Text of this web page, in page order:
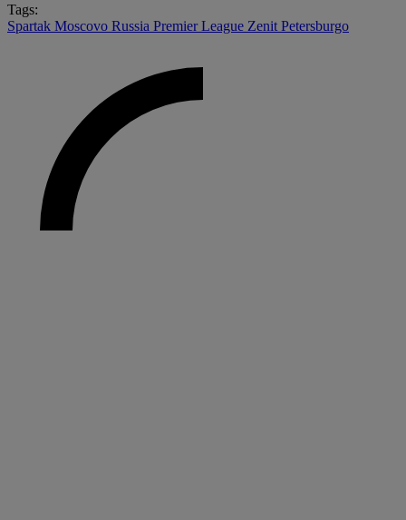
Tags:
Spartak Moscovo Russia Premier League Zenit Petersburgo